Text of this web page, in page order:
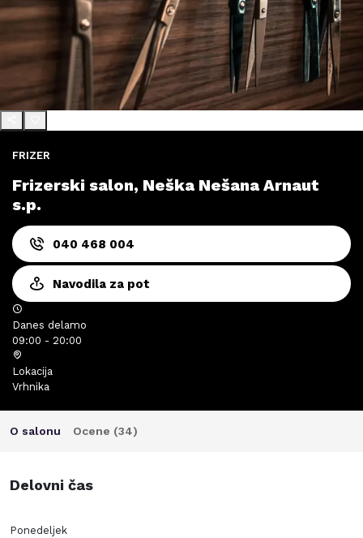
FRIZER
Frizerski salon, Neška Nešana Arnaut
s.p.
040 468 004
Navodila za pot
Danes delamo
09:00 - 20:00
Lokacija
Vrhnika
O salonu Ocene (34)
Delovni čas
Ponedeljek